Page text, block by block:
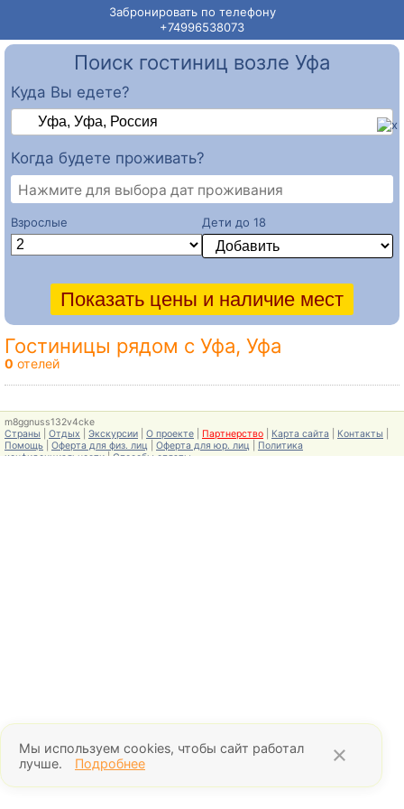
Забронировать по телефону
+74996538073
Гостиницы рядом с Уфа, Уфа
0 отелей
Поиск гостиниц возле Уфа
Куда Вы едете?
Когда будете проживать?
Нажмите для выбора дат проживания
Взрослые Дети до 18
m8ggnuss132v4cke
Страны
Отдых Экскурсии О проекте Партнерство Карта сайта Контакты
Помощь
Оферта для физ. лиц Оферта для юр. лиц
Политика
конфиденциальности | Способы оплаты
Мы используем cookies, чтобы сайт работал
лучше.
Подробнее ×